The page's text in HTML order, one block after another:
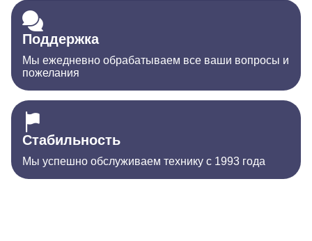
Поддержка
Мы ежедневно обрабатываем все ваши вопросы и
пожелания
Стабильность
Мы успешно обслуживаем технику с 1993 года